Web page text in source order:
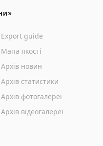
Export guide
Мапа якості
Архів новин
Архів статистики
Архів фотогалереї
Архів відеогалереї